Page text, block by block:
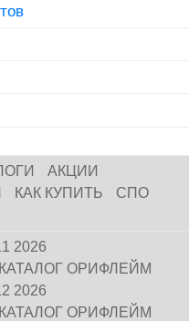
АКЦИИ
КАК КУПИТЬ
СПО
2026
КАТАЛОГ ОРИФЛЕЙМ
2026
КАТАЛОГ ОРИФЛЕЙМ